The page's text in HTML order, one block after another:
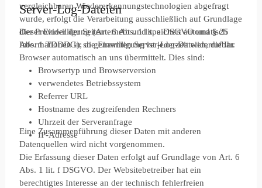
vergleichbaren Wiedererkennungstechnologien abgefragt
wurde, erfolgt die Verarbeitung ausschließlich auf Grundlage
dieser Einwilligung (Art. 6 Abs. 1 lit. a DSGVO und § 25
Abs. 1 TDDDG); die Einwilligung ist jederzeit widerrufbar.
Server-Log-Dateien
Der Provider der Seiten erhebt und speichert automatisch
Informationen in so genannten Server-Log-Dateien, die Ihr
Browser automatisch an uns übermittelt. Dies sind:
Browsertyp und Browserversion
verwendetes Betriebssystem
Referrer URL
Hostname des zugreifenden Rechners
Uhrzeit der Serveranfrage
IP-Adresse
Eine Zusammenführung dieser Daten mit anderen
Datenquellen wird nicht vorgenommen.
Die Erfassung dieser Daten erfolgt auf Grundlage von Art. 6
Abs. 1 lit. f DSGVO. Der Websitebetreiber hat ein
berechtigtes Interesse an der technisch fehlerfreien